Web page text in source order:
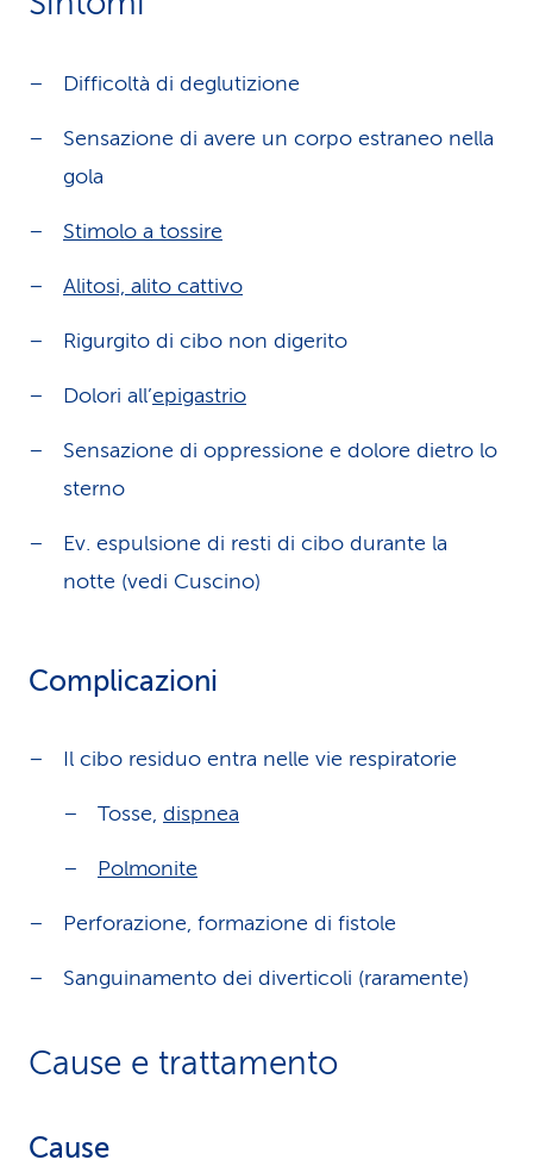
Difficoltà di deglutizione
Sensazione di avere un corpo estraneo nella
gola
Stimolo a tossire
Alitosi, alito cattivo
Rigurgito di cibo non digerito
Dolori all’epigastrio
Sensazione di oppressione e dolore dietro lo
sterno
Ev. espulsione di resti di cibo durante la
notte (vedi Cuscino)
Complicazioni
Il cibo residuo entra nelle vie respiratorie
Tosse, dispnea
Polmonite
Perforazione, formazione di fistole
Sanguinamento dei diverticoli (raramente)
Cause e trattamento
Cause